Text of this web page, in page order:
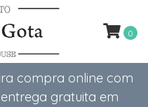
compra online com
gratuita em
0